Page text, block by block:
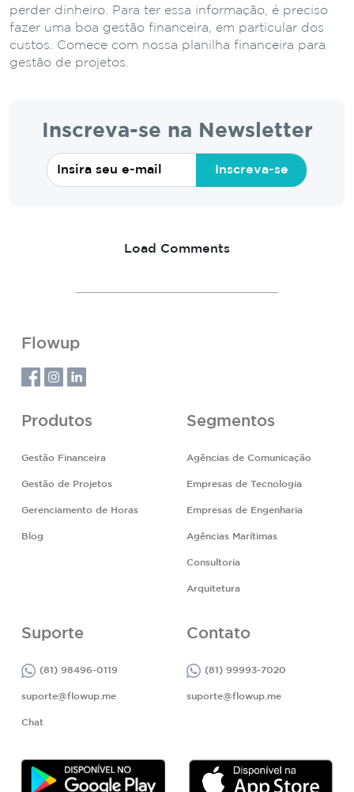
perder dinheiro. Para ter essa informação, é preciso
fazer uma boa gestão financeira, em particular dos
custos. Comece com nossa planilha financeira para
gestão de projetos.
Inscreva-se na Newsletter
Inscreva-se
Load Comments
Flowup
Produtos
Gestão Financeira
Gestão de Projetos
Gerenciamento de Horas
Blog
Segmentos
Agências de Comunicação
Empresas de Tecnologia
Empresas de Engenharia
Agências Marítimas
Consultoria
Arquitetura
Suporte
(81) 98496-0119
suporte@flowup.me
Chat
Contato
(81) 99993-7020
suporte@flowup.me